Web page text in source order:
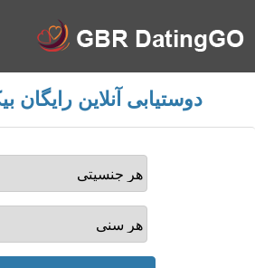
دوستیابی آنلاین رایگان